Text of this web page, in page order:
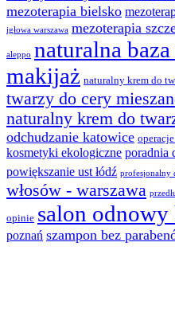
mezoterapia bielsko
igłowa warszawa mezoterapia
aleppo naturalna
makijaż naturalny krem do
twarzy do cery
naturalny krem do
odchudzanie katowice
kosmetyki ekologiczne poradnia
powiększanie ust łódź profesjonalny
włosów - warszawa
opinie salon
poznań szampon bez